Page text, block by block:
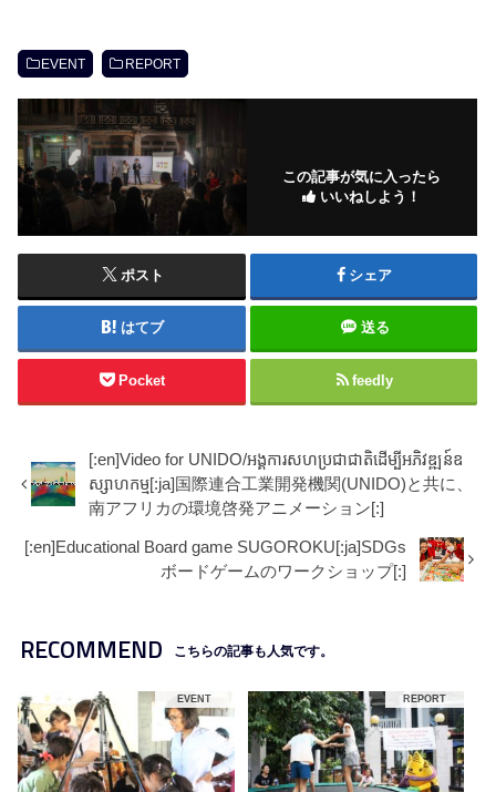
EVENT REPORT
この記事が気に入ったら
いいねしよう！
ポスト シェア
はてブ 送る
Pocket feedly
[:en]Video for UNIDO/អង្គការសហប្រជាជាតិដើម្បីអភិវឌ្ឍន៍ឧ
ស្សាហកម្ម[:ja]国際連合工業開発機関(UNIDO)と共に、
南アフリカの環境啓発アニメーション[:]
[:en]Educational Board game SUGOROKU[:ja]SDGs
ボードゲームのワークショップ[:]
RECOMMEND こちらの記事も人気です。
EVENT REPORT